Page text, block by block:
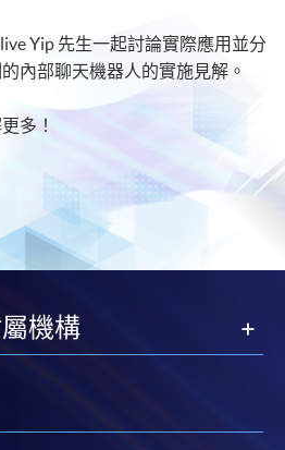
Yip 先生一起討論實際應用並分
內部聊天機器人的實施見解。
多！
機構